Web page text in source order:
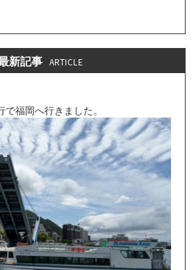
新記事 ARTICLE
福岡へ行きました。